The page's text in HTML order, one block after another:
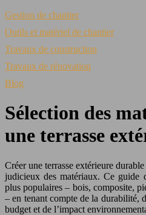
Gestion de chantier
Outils et matériel de chantier
Travaux de construction
Travaux de rénovation
Blog
Sélection des
une terrasse
Créer une terrasse extérieure
judicieux des matériaux. Ce guide
plus populaires – bois, composite,
– en tenant compte de la durabilité,
budget et de l’impact